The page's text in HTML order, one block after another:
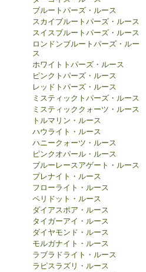
ブルートパーズ・ルース
スカイブルートパーズ・ルース
スイスブルートパーズ・ルース
ロンドンブルートパーズ・ルー
ス
ホワイトトパーズ・ルース
ピンクトパーズ・ルース
レッドトパーズ・ルース
ミスティックトパーズ・ルース
ミスティッククォーツ・ルース
トルマリン・ルース
ハウライト・ルース
ハニークォーツ・ルース
ピンクオパール・ルース
ブルーレースアゲート・ルース
プレナイト・ルース
フローライト・ルース
ペリドット・ルース
ダイアスポア・ルース
タイガーアイ・ルース
ダイヤモンド・ルース
モルガナイト・ルース
ラブラドライト・ルース
ラピスラズリ・ルース